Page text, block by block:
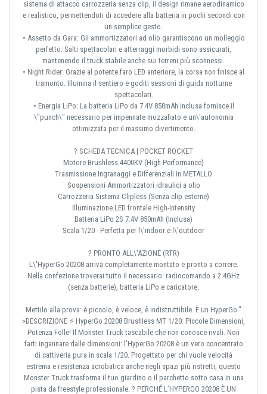
sistema di attacco carrozzeria senza clip, il design rimane aerodinamico
e realistico, permettendoti di accedere alla batteria in pochi secondi con
un semplice gesto.
• Assetto da Gara: Gli ammortizzatori ad olio garantiscono un molleggio
perfetto. Salti spettacolari e atterraggi morbidi sono assicurati,
mantenendo il truck stabile anche sui terreni più sconnessi.
• Night Rider: Grazie al potente faro LED anteriore, la corsa non finisce al
tramonto. Illumina il sentiero e goditi sessioni di guida notturne
spettacolari.
• Energia LiPo: La batteria LiPo da 7.4V 850mAh inclusa fornisce il
\"punch\" necessario per impennate mozzafiato e un\'autonomia
ottimizzata per il massimo divertimento.
? SCHEDA TECNICA | POCKET ROCKET
Motore Brushless 4400KV (High Performance)
Trasmissione Ingranaggi e Differenziali in METALLO
Sospensioni Ammortizzatori idraulici a olio
Carrozzeria Sistema Clipless (Senza clip esterne)
Illuminazione LED frontale High-Intensity
Batteria LiPo 2S 7.4V 850mAh (Inclusa)
Scala 1/20 - Perfetta per l\'indoor e l\'outdoor
? PRONTO ALL\'AZIONE (RTR)
L\'HyperGo 20208 arriva completamente montato e pronto a correre.
Nella confezione troverai tutto il necessario: radiocomando a 2.4GHz
(senza batterie), batteria LiPo e caricatore.
Mettilo alla prova: è piccolo, è veloce, è indistruttibile. È un HyperGo."
>DESCRIZIONE ⚡ HyperGo 20208 Brushless MT 1/20: Piccole Dimensioni,
Potenza Folle! Il Monster Truck tascabile che non conosce rivali. Non
farti ingannare dalle dimensioni: l'HyperGo 20208 è un vero concentrato
di cattiveria pura in scala 1/20. Progettato per chi vuole velocità
estrema e resistenza acrobatica anche negli spazi più ristretti, questo
Monster Truck trasforma il tuo giardino o il parchetto sotto casa in una
pista da freestyle professionale. ? PERCHÉ L’HYPERGO 20208 È UN